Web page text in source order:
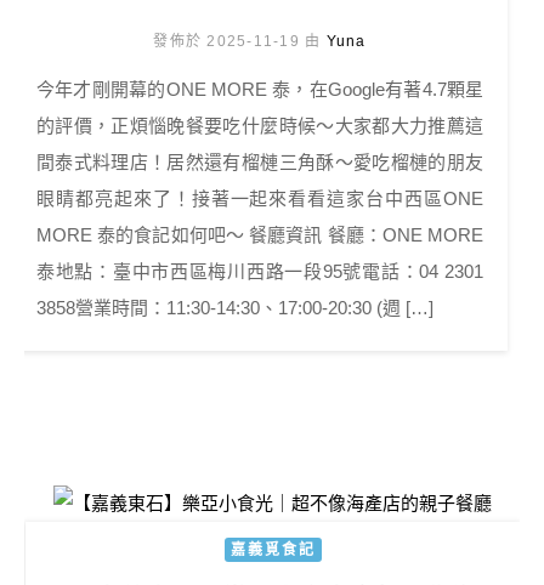
發佈於 2025-11-19 由 Yuna
今年才剛開幕的ONE MORE 泰，在Google有著4.7顆星
的評價，正煩惱晚餐要吃什麼時候～大家都大力推薦這
間泰式料理店！居然還有榴槤三角酥～愛吃榴槤的朋友
眼睛都亮起來了！接著一起來看看這家台中西區ONE
MORE 泰的食記如何吧～ 餐廳資訊 餐廳：ONE MORE
泰地點：臺中市西區梅川西路一段95號電話：04 2301
3858營業時間：11:30-14:30、17:00-20:30 (週 […]
嘉義覓食記